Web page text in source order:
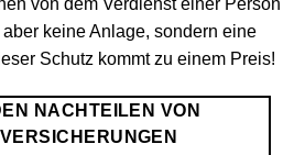
von dem Verdienst einer Person
keine Anlage, sondern eine
Schutz kommt zu einem Preis!
NACHTEILEN VON